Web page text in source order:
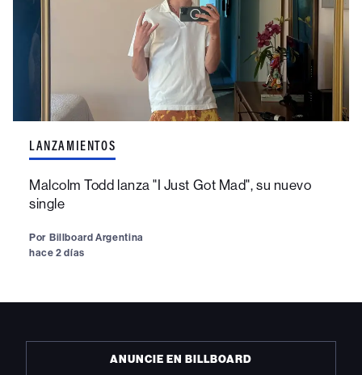
LANZAMIENTOS
Malcolm Todd lanza "I Just Got Mad", su nuevo
single
Por Billboard Argentina
hace 2 días
ANUNCIE EN BILLBOARD